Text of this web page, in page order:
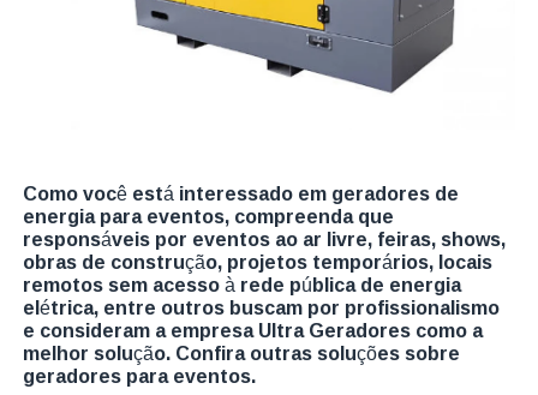
Como você está interessado em geradores de
energia para eventos, compreenda que
responsáveis por eventos ao ar livre, feiras, shows,
obras de construção, projetos temporários, locais
remotos sem acesso à rede pública de energia
elétrica, entre outros buscam por profissionalismo
e consideram a empresa Ultra Geradores como a
melhor solução. Confira outras soluções sobre
geradores para eventos.